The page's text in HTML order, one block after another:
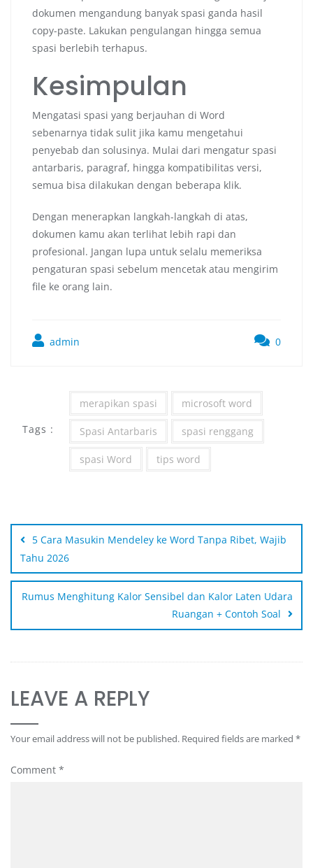
dokumen mengandung banyak spasi ganda hasil
copy-paste. Lakukan pengulangan hingga semua
spasi berlebih terhapus.
Kesimpulan
Mengatasi spasi yang berjauhan di Word
sebenarnya tidak sulit jika kamu mengetahui
penyebab dan solusinya. Mulai dari mengatur spasi
antarbaris, paragraf, hingga kompatibilitas versi,
semua bisa dilakukan dengan beberapa klik.
Dengan menerapkan langkah-langkah di atas,
dokumen kamu akan terlihat lebih rapi dan
profesional. Jangan lupa untuk selalu memeriksa
pengaturan spasi sebelum mencetak atau mengirim
file ke orang lain.
admin 0
Tags :
merapikan spasi microsoft word
Spasi Antarbaris spasi renggang
spasi Word tips word
5 Cara Masukin Mendeley ke Word Tanpa Ribet, Wajib
Tahu 2026
Rumus Menghitung Kalor Sensibel dan Kalor Laten Udara
Ruangan + Contoh Soal
LEAVE A REPLY
Your email address will not be published. Required fields are marked *
Comment *